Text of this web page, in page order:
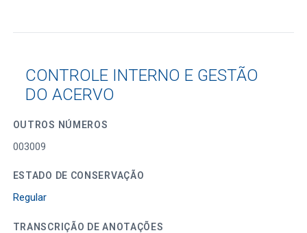
CONTROLE INTERNO E GESTÃO
DO ACERVO
OUTROS NÚMEROS
003009
ESTADO DE CONSERVAÇÃO
Regular
TRANSCRIÇÃO DE ANOTAÇÕES